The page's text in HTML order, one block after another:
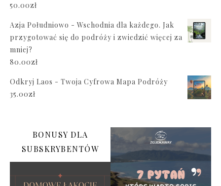
50.00zł
Azja Południowo - Wschodnia dla każdego. Jak
przygotować się do podróży i zwiedzić więcej za
mniej?
80.00zł
Odkryj Laos - Twoja Cyfrowa Mapa Podróży
35.00zł
BONUSY DLA
SUBSKRYBENTÓW